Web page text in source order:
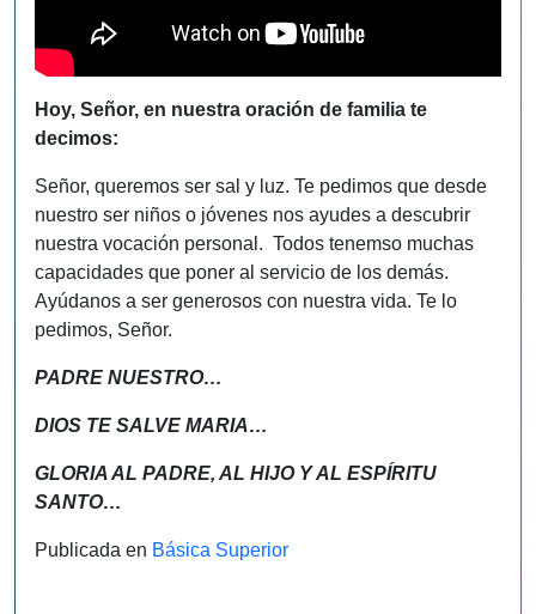
Hoy, Señor, en nuestra oración de familia te
decimos:
Señor, queremos ser sal y luz. Te pedimos que desde
nuestro ser niños o jóvenes nos ayudes a descubrir
nuestra vocación personal. Todos tenemso muchas
capacidades que poner al servicio de los demás.
Ayúdanos a ser generosos con nuestra vida. Te lo
pedimos, Señor.
PADRE NUESTRO…
DIOS TE SALVE MARIA…
GLORIA AL PADRE, AL HIJO Y AL ESPÍRITU
SANTO…
Publicada en Básica Superior